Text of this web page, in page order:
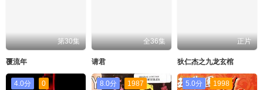
第30集
覆流年
全36集
请君
正片
狄仁杰之九龙玄棺
4.0分 0 8.0分 1987 5.0分 1998